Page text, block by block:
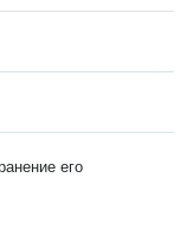
его